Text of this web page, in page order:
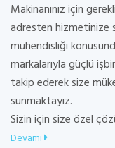
Makinanınız için
adresten hizmetinize
mühendisliği
markalarıyla güçlü
takip ederek size
sunmaktayız.
Sizin için size özel
Devamı